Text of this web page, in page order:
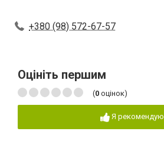
+380 (98) 572-67-57
Оцініть першим
(0 оцінок)
Я рекомендую